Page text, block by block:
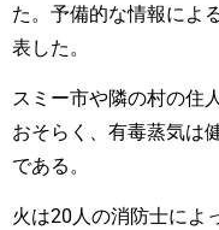
た。予備的な情報によ
表した。
スミー市や隣の村の住
おそらく、有毒蒸気は
である。
火は20人の消防士によ